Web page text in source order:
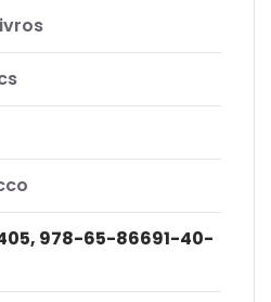
978-65-86691-40-